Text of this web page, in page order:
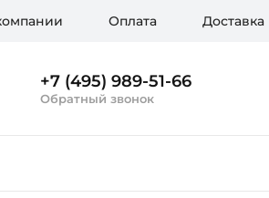
Оплата Доставка
+7 (495) 989-51-66
Обратный звонок